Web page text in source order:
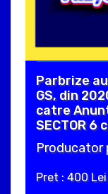
Parbrize
GS, din
catre
SECTOR 6
Producator
Pret : 400 Lei